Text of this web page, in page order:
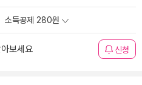
소득공제 280원
보세요 신청